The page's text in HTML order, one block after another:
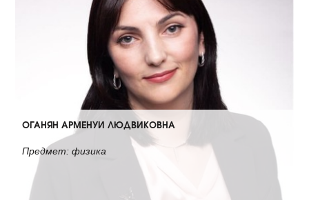
ОГАНЯН АРМЕНУИ ЛЮДВИКОВНА
Предмет: физика